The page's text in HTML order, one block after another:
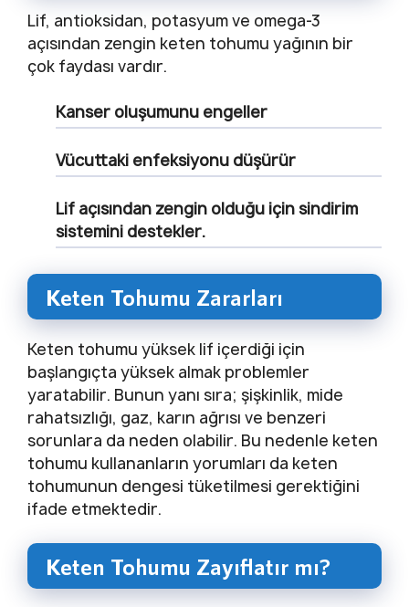
Lif, antioksidan, potasyum ve omega-3
açısından zengin keten tohumu yağının bir
çok faydası vardır.
Kanser oluşumunu engeller
Vücuttaki enfeksiyonu düşürür
Lif açısından zengin olduğu için sindirim
sistemini destekler.
Keten Tohumu Zararları
Keten tohumu yüksek lif içerdiği için
başlangıçta yüksek almak problemler
yaratabilir. Bunun yanı sıra; şişkinlik, mide
rahatsızlığı, gaz, karın ağrısı ve benzeri
sorunlara da neden olabilir. Bu nedenle keten
tohumu kullananların yorumları da keten
tohumunun dengesi tüketilmesi gerektiğini
ifade etmektedir.
Keten Tohumu Zayıflatır mı?